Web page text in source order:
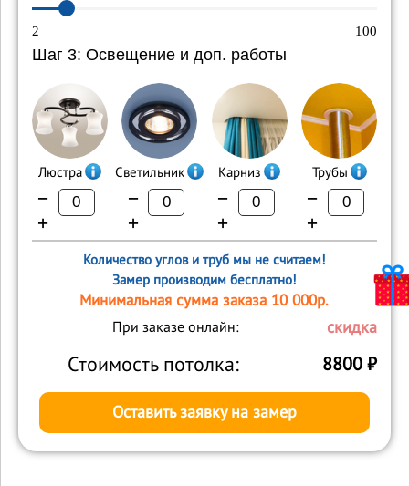
2 100
Шаг 3: Освещение и доп. работы
Люстра
−
+
Светильник
−
+
Карниз
−
+
Трубы
−
+
Количество углов и труб мы не считаем!
Замер производим бесплатно!
Минимальная сумма заказа 10 000р.
При заказе онлайн: скидка
Стоимость потолка: 8800 ₽
Оставить заявку на замер